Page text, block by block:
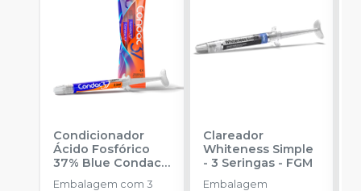
Condicionador
Ácido Fosfórico
37% Blue Condac-
FGM
Embalagem com 3
Clareador
Whiteness Simple
- 3 Seringas- FGM
Embalagem